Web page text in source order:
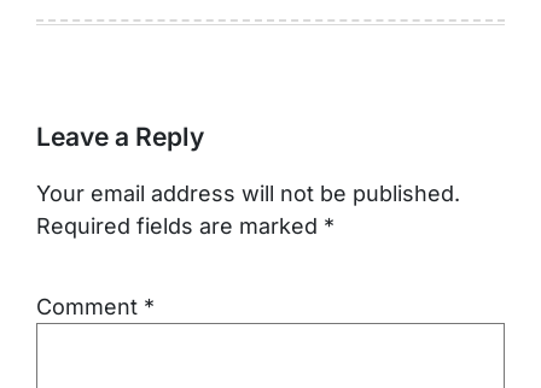
Leave a Reply
Your email address will not be published.
Required fields are marked *
Comment *